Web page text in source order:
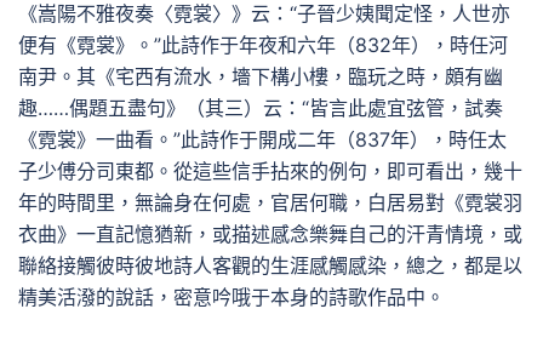
《嵩陽不雅夜奏〈霓裳〉》云：“子晉少姨聞定怪，人世亦
便有《霓裳》。”此詩作于年夜和六年（832年），時任河
南尹。其《宅西有流水，墻下構小樓，臨玩之時，頗有幽
趣……偶題五盡句》（其三）云：“皆言此處宜弦管，試奏
《霓裳》一曲看。”此詩作于開成二年（837年），時任太
子少傅分司東都。從這些信手拈來的例句，即可看出，幾十
年的時間里，無論身在何處，官居何職，白居易對《霓裳羽
衣曲》一直記憶猶新，或描述感念樂舞自己的汗青情境，或
聯絡接觸彼時彼地詩人客觀的生涯感觸感染，總之，都是以
精美活潑的說話，密意吟哦于本身的詩歌作品中。